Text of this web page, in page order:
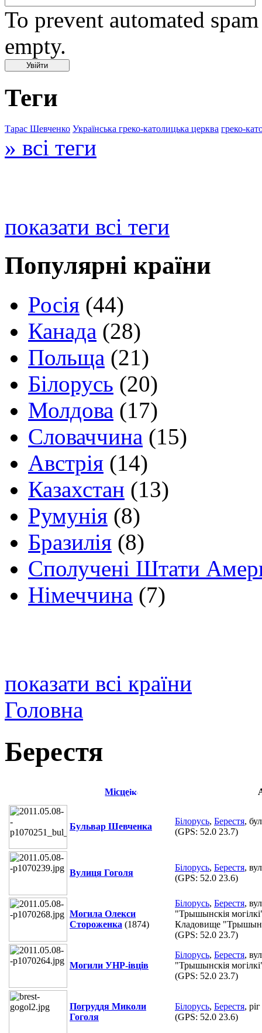
To prevent automated
empty.
Теги
Тарас Шевченко Українська греко-католицька церква греко-
» всі теги
показати всі теги
Популярні країни
Росія (44)
Канада (28)
Польща (21)
Білорусь (20)
Молдова (17)
Словаччина (15)
Австрія (14)
Казахстан (13)
Румунія (8)
Бразилія (8)
Сполучені Штати
Німеччина (7)
показати всі країни
Головна
Берестя
Місце
Бульвар Шевченка
Білорусь, Берестя,
(GPS: 52.0 23.7)
Вулиця Гоголя
Білорусь, Берестя,
(GPS: 52.0 23.6)
Могила Олекси
Стороженка (1874)
Білорусь, Берестя,
"Трышынскія
Кладовище
(GPS: 52.0 23.7)
Могили УНР-івців
Білорусь, Берестя,
"Трышынскія
(GPS: 52.0 23.7)
Погруддя Миколи
Гоголя
Білорусь, Берестя,
(GPS: 52.0 23.6)